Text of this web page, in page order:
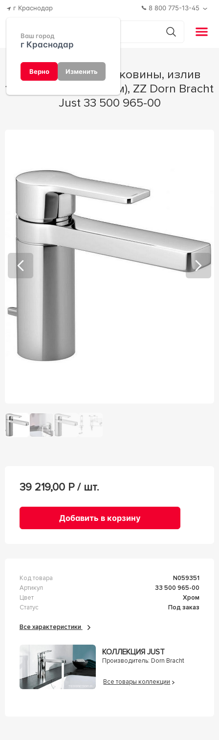
г Краснодар
Ваш город
г Краснодар
Верно Изменить
8 800 775-13-45
140мм, с д/к, (цв. хром), ZZ Dorn Bracht
Just 33 500 965-00
39 219,00 Р / шт.
Добавить в корзину
Код товара
n059351
Артикул
33 500 965-00
Цвет
Хром
Статус
Под заказ
Все характеристики
КОЛЛЕКЦИЯ JUST
Производитель: Dorn Bracht
Все товары коллекции